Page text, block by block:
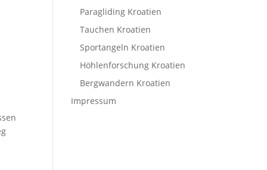
Paragliding Kroatien
Tauchen Kroatien
Sportangeln Kroatien
Höhlenforschung Kroatien
Bergwandern Kroatien
Impressum